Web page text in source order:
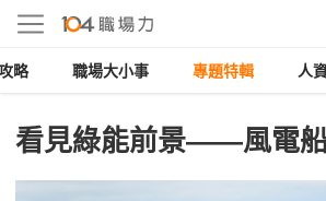
略 職場大小事 專題特輯 人
看見綠能前景——風電